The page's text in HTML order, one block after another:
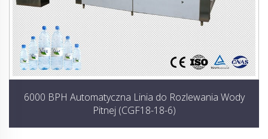
6000 BPH Automatyczna Linia do Rozlewania Wody
Pitnej (CGF18-18-6)